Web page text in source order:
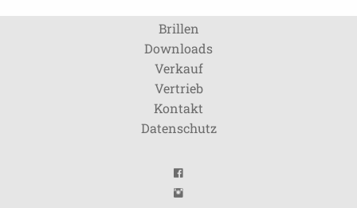
Brillen
Downloads
Verkauf
Vertrieb
Kontakt
Datenschutz